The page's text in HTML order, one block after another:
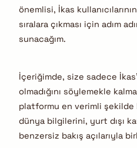
önemlisi, İkas
sıralara çıkması için adım
sunacağım.
İçeriğimde, size sadece
olmadığını söylemekle
platformu en verimli şekilde
dünya bilgilerini, yurt dışı
benzersiz bakış açılarıyla